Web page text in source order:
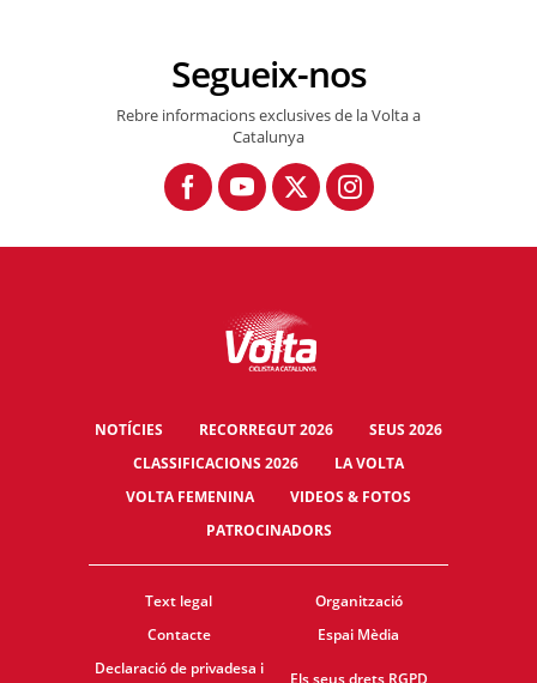
Segueix-nos
Rebre informacions exclusives de la Volta a
Catalunya
NOTÍCIES RECORREGUT 2026
SEUS 2026
CLASSIFICACIONS 2026
LA VOLTA
VOLTA FEMENINA
VIDEOS & FOTOS
PATROCINADORS
Text legal
Organització
Contacte
Espai Mèdia
Declaració de privadesa i
Els seus drets RGPD